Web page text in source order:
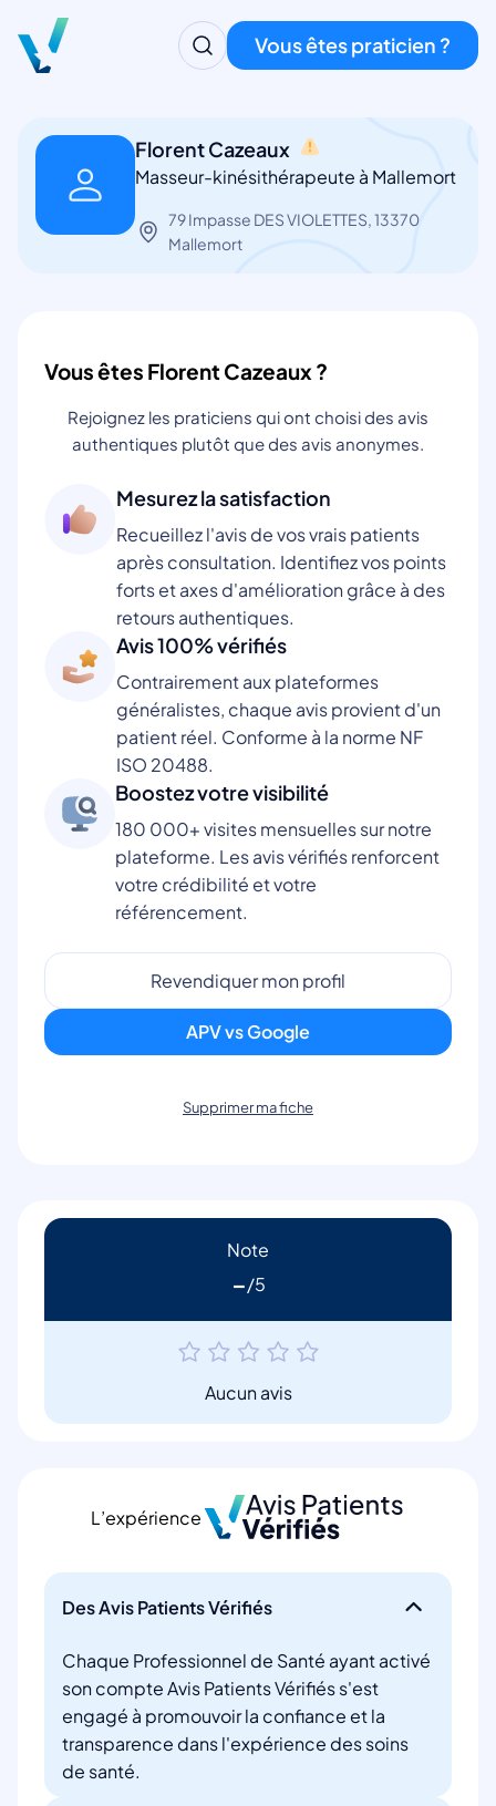
Vous êtes praticien ?
Florent Cazeaux
Masseur-kinésithérapeute à Mallemort
79 Impasse DES VIOLETTES, 13370
Mallemort
Vous êtes Florent Cazeaux ?
Rejoignez les praticiens qui ont choisi des avis
authentiques plutôt que des avis anonymes.
Mesurez la satisfaction
Recueillez l'avis de vos vrais patients
après consultation. Identifiez vos points
forts et axes d'amélioration grâce à des
retours authentiques.
Avis 100% vérifiés
Contrairement aux plateformes
généralistes, chaque avis provient d'un
patient réel. Conforme à la norme NF
ISO 20488.
Boostez votre visibilité
180 000+ visites mensuelles sur notre
plateforme. Les avis vérifiés renforcent
votre crédibilité et votre
référencement.
Revendiquer mon profil
APV vs Google
Supprimer ma fiche
Note
-
Aucun avis
L’expérience
Des Avis Patients Vérifiés
Chaque Professionnel de Santé ayant activé
son compte Avis Patients Vérifiés s'est
engagé à promouvoir la confiance et la
transparence dans l'expérience des soins
de santé.